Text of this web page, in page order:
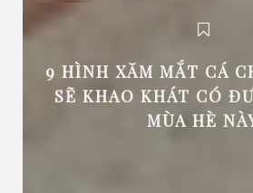
9 HÌNH XĂM MẮT CÁ
SẼ KHAO KHÁT CÓ
MÙA HÈ